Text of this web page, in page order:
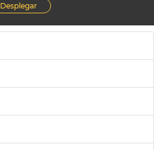
Desplegar